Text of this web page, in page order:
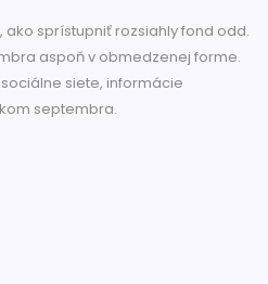
sprístupniť rozsiahly fond odd.
aspoň v obmedzenej forme.
siete, informácie
septembra.